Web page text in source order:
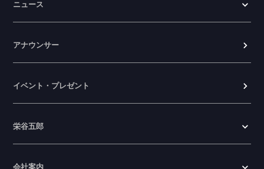
ニュース
アナウンサー
イベント・プレゼント
栄谷五郎